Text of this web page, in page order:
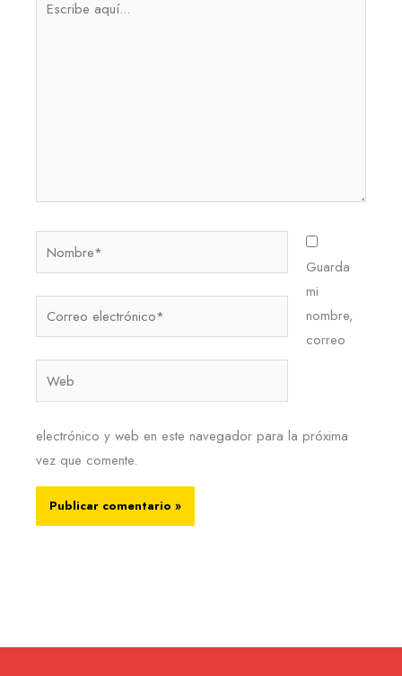
Nombre*
Guarda
mi
nombre,
correo
electrónico y web en este navegador para la próxima
vez que comente.